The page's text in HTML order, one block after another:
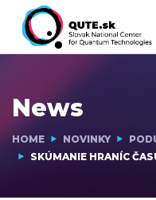
News
HOME NOVINKY
SKÚMANIE HRANÍC